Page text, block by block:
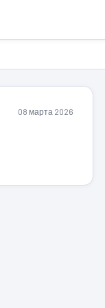
08 марта 2026